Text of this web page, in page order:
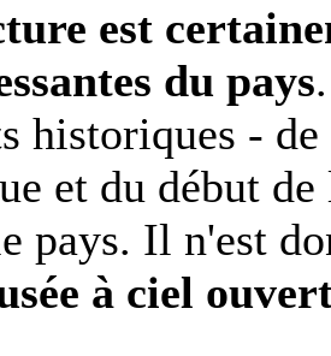
est
du pays
historiques -
et du début
pays. Il n'est
à ciel